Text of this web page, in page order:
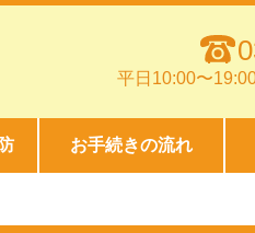
平日10:00〜
お手続きの流れ